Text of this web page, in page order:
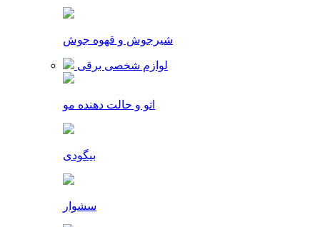
شیرجوش و قهوه جوش
لوازم شخصی برقی
اتو و حالت دهنده مو
بیگودی
سشوار